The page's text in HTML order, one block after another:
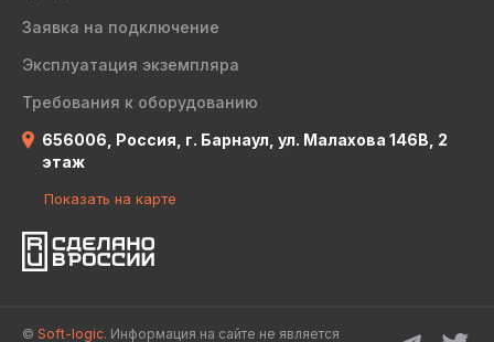
Заявка на подключение
Эксплуатация экземпляра
Требования к оборудованию
656006, Россия, г. Барнаул, ул. Малахова 146В, 2
этаж
Показать на карте
© Soft-logic. Информация на сайте не является